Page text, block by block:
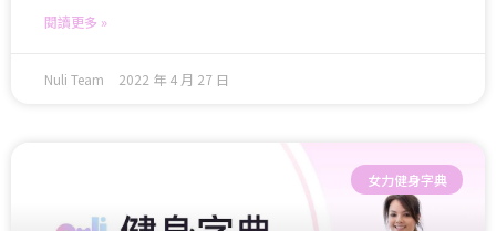
閱讀更多 »
Nuli Team 2022 年 4 月 27 日
女力健身字典